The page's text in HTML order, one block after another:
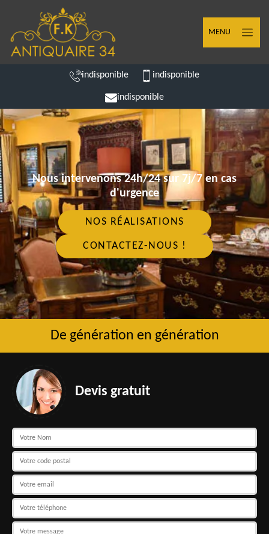
MENU
indisponible indisponible
indisponible
Nous intervenons 24h/24 sur 7j/7 en cas
d'urgence
NOS RÉALISATIONS
CONTACTEZ-NOUS !
De génération en génération
Devis gratuit